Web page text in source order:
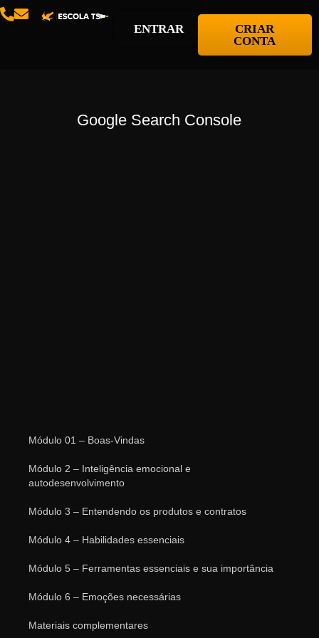
ENTRAR
CRIAR
CONTA
Google Search Console
Módulo 01 – Boas-Vindas
Módulo 2 – Inteligência emocional e
autodesenvolvimento
Módulo 3 – Entendendo os produtos e contratos
Módulo 4 – Habilidades essenciais
Módulo 5 – Ferramentas essenciais e sua importância
Módulo 6 – Emoções necessárias
Materiais complementares